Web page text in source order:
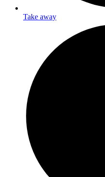
Take away